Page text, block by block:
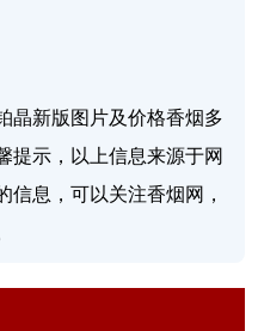
晶新版图片及价格香烟多
提示，以上信息来源于网
息，可以关注香烟网，